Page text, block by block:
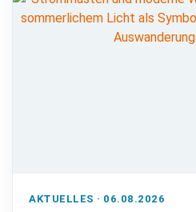
AKTUELLES · 06.08.2026